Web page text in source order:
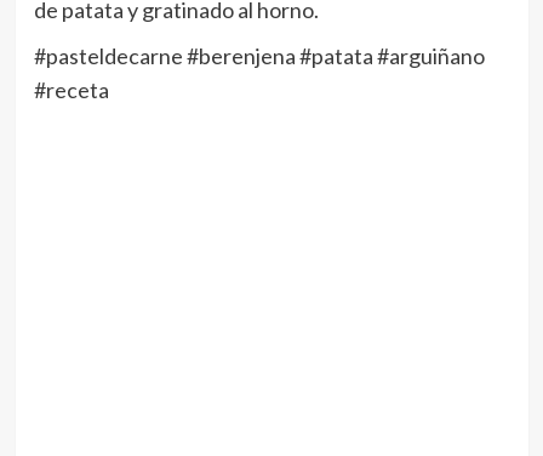
de patata y gratinado al horno.
#pasteldecarne #berenjena #patata #arguiñano
#receta